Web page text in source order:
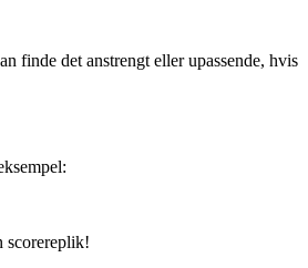
finde det anstrengt eller upassende, hvis
scorereplik!